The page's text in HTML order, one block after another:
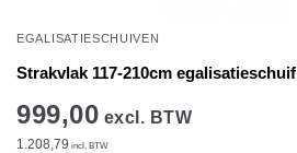
EGALISATIESCHUIVEN
Strakvlak 117-210cm egalisatieschuif
999,00 excl. BTW
1.208,79 incl. BTW